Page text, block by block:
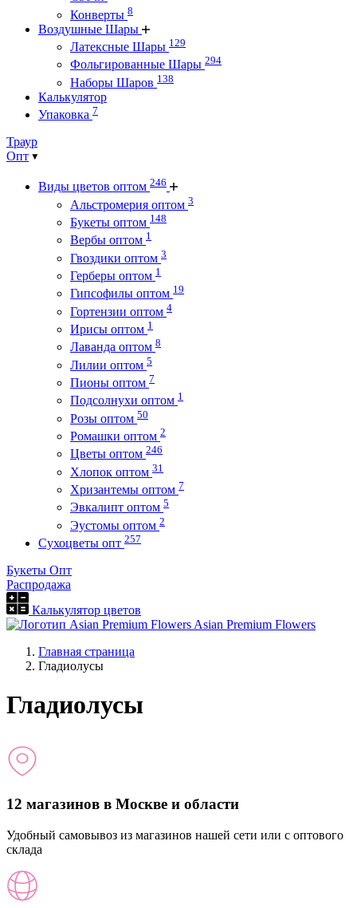
Конверты 8
Воздушные Шары
Латексные Шары 129
Фольгированные Шары 294
Наборы Шаров 138
Калькулятор
Упаковка 7
Траур
Опт
Виды цветов оптом 246
Альстромерия оптом 3
Букеты оптом 148
Вербы оптом 1
Гвоздики оптом 3
Герберы оптом 1
Гипсофилы оптом 19
Гортензии оптом 4
Ирисы оптом 1
Лаванда оптом 8
Лилии оптом 5
Пионы оптом 7
Подсолнухи оптом 1
Розы оптом 50
Ромашки оптом 2
Цветы оптом 246
Хлопок оптом 31
Хризантемы оптом 7
Эвкалипт оптом 5
Эустомы оптом 2
Сухоцветы опт 257
Букеты Опт
Распродажа
Калькулятор цветов
Asian Premium Flowers
Главная страница
Гладиолусы
Гладиолусы
12 магазинов в Москве и области
Удобный самовывоз из магазинов нашей сети или с оптового
склада